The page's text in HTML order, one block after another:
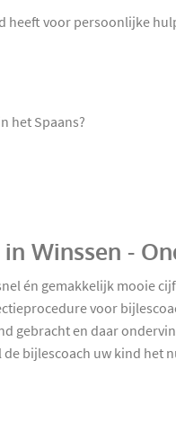
heeft voor persoonlijke
het Spaans?
Winssen -
én gemakkelijk mooie
voor
gebracht en daar
bijlescoach uw kind het